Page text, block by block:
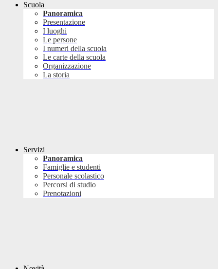
Scuola
Panoramica
Presentazione
I luoghi
Le persone
I numeri della scuola
Le carte della scuola
Organizzazione
La storia
Servizi
Panoramica
Famiglie e studenti
Personale scolastico
Percorsi di studio
Prenotazioni